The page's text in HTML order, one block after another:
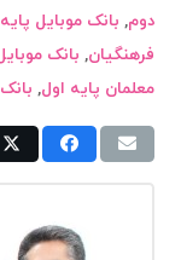
دوم, بانک موبایل
فرهنگیان, بانک
معلمان پایه اول,